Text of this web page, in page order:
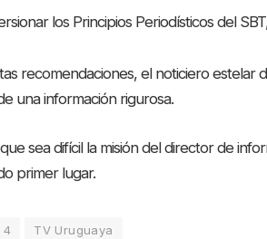
los Principios Periodísticos del
recomendaciones, el noticiero estelar
una información rigurosa.
sea difícil la misión del director de
primer lugar.
4 TV Uruguaya